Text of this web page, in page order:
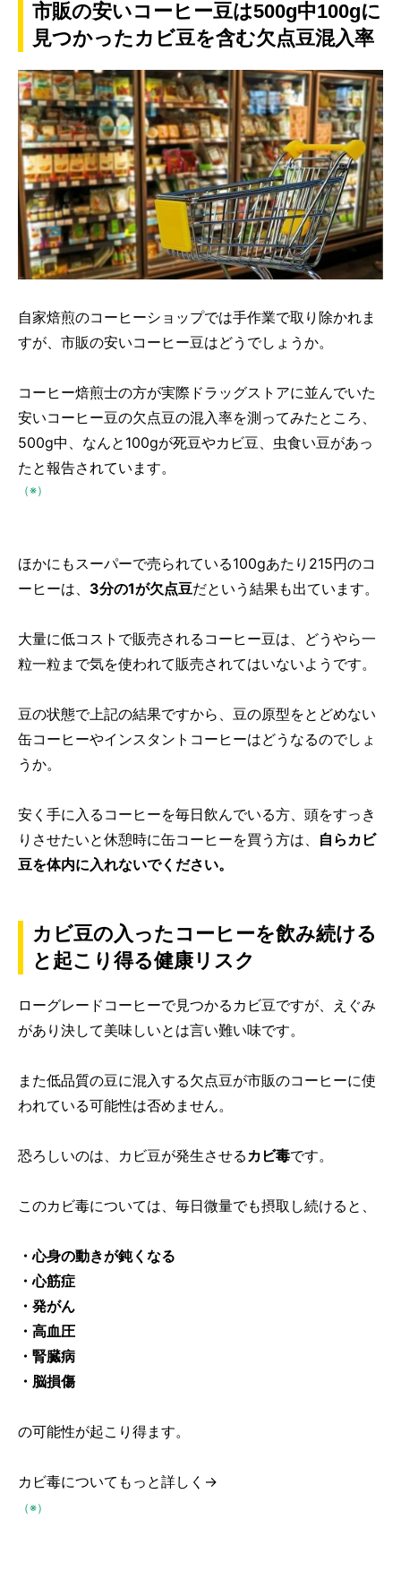
市販の安いコーヒー豆は500g中100gに
見つかったカビ豆を含む欠点豆混入率
自家焙煎のコーヒーショップでは手作業で取り除かれま
すが、市販の安いコーヒー豆はどうでしょうか。
コーヒー焙煎士の方が実際ドラッグストアに並んでいた
安いコーヒー豆の欠点豆の混入率を測ってみたところ、
500g中、なんと100gが死豆やカビ豆、虫食い豆があっ
たと報告されています。
（※）
ほかにもスーパーで売られている100gあたり215円のコ
ーヒーは、 3分の1が欠点豆だという結果も出ています。
大量に低コストで販売されるコーヒー豆は、どうやら一
粒一粒まで気を使われて販売されてはいないようです。
豆の状態で上記の結果ですから、豆の原型をとどめない
缶コーヒーやインスタントコーヒーはどうなるのでしょ
うか。
安く手に入るコーヒーを毎日飲んでいる方、頭をすっき
りさせたいと休憩時に缶コーヒーを買う方は、 自らカビ
豆を体内に入れないでください。
カビ豆の入ったコーヒーを飲み続ける
と起こり得る健康リスク
ローグレードコーヒーで見つかるカビ豆ですが、えぐみ
があり決して美味しいとは言い難い味です。
また低品質の豆に混入する欠点豆が市販のコーヒーに使
われている可能性は否めません。
恐ろしいのは、カビ豆が発生させるカビ毒です。
このカビ毒については、毎日微量でも摂取し続けると、
・心身の動きが鈍くなる
・心筋症
・発がん
・高血圧
・腎臓病
・脳損傷
の可能性が起こり得ます。
カビ毒についてもっと詳しく→
（※）